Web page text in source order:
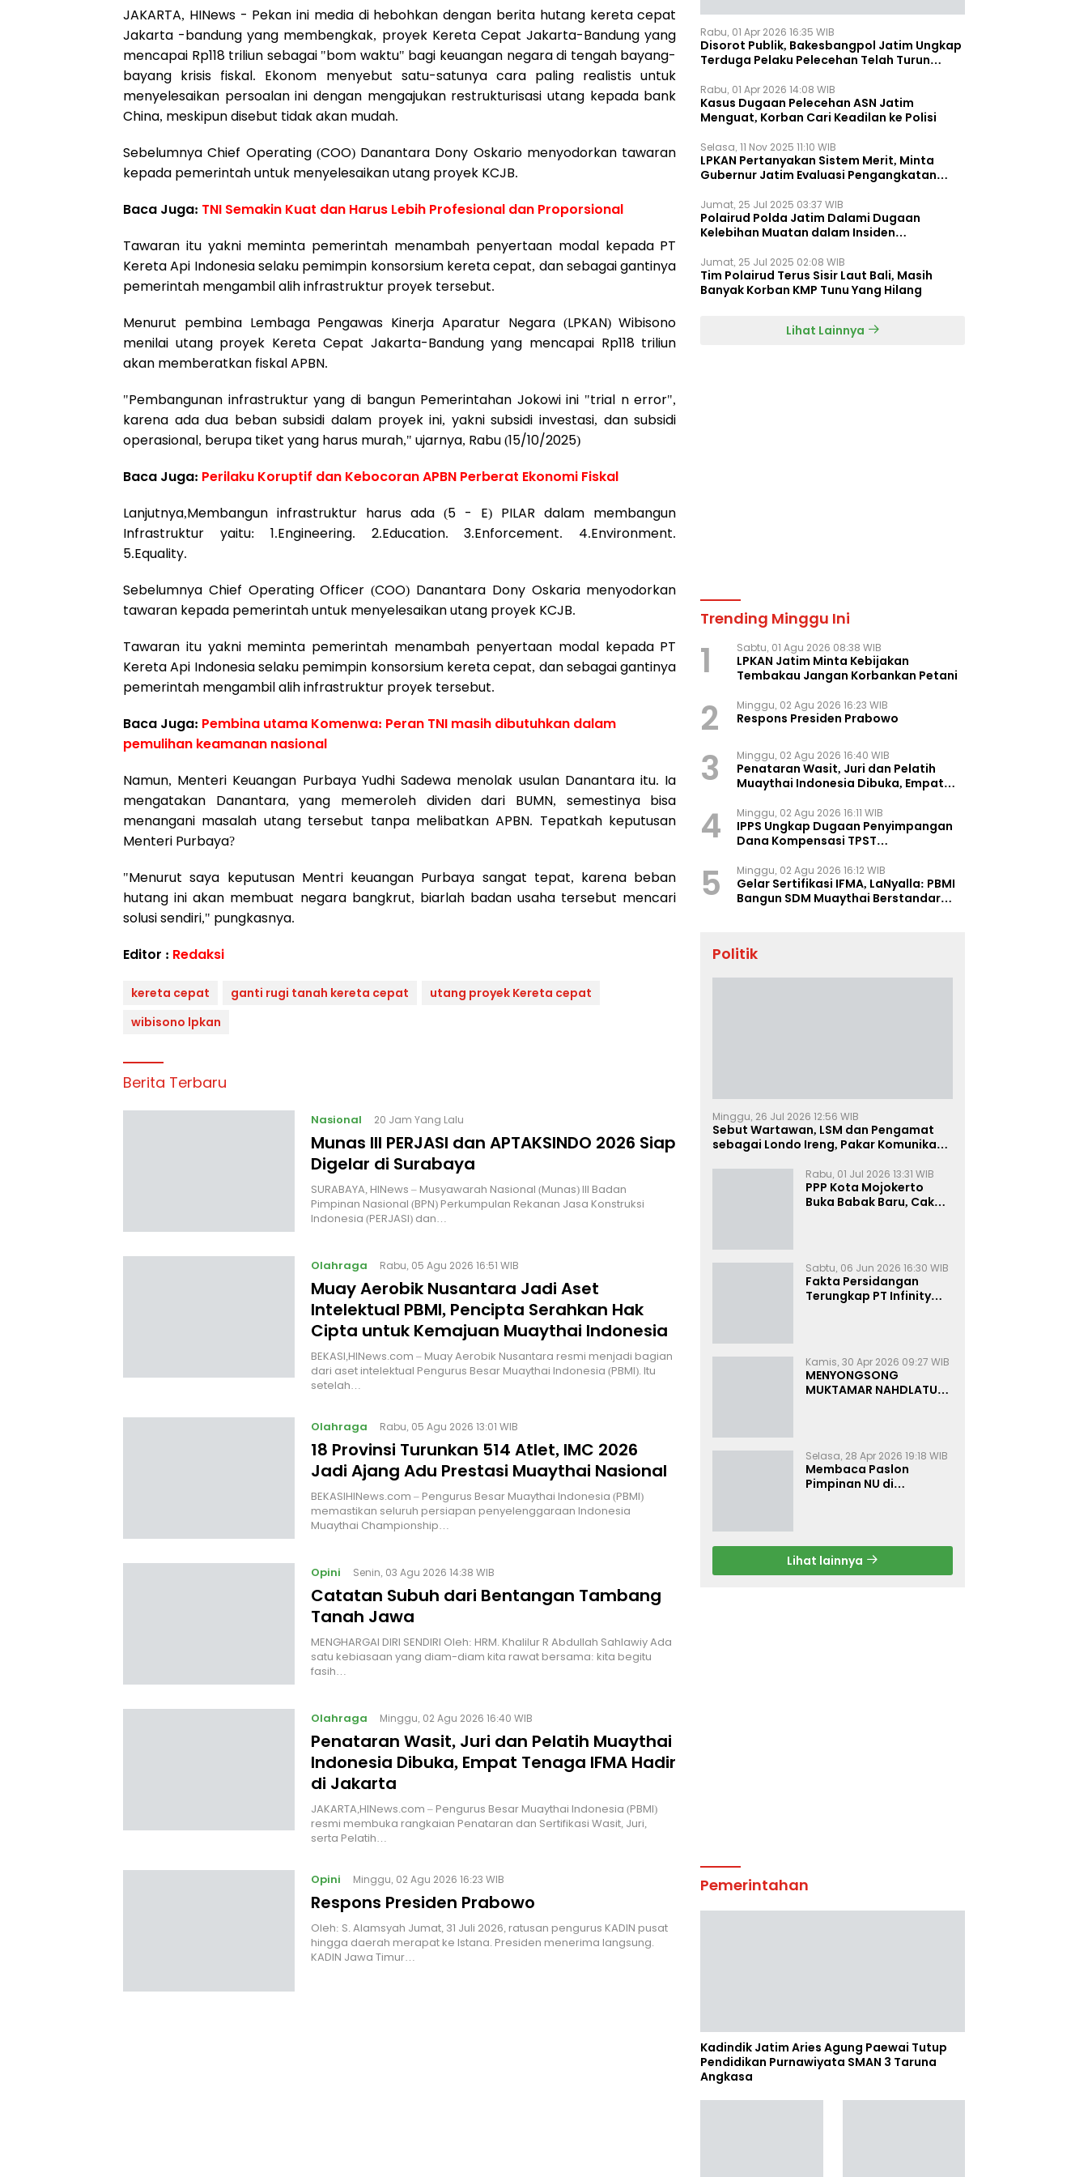
JAKARTA, HINews - Pekan ini media di hebohkan dengan berita hutang kereta cepat
Jakarta -bandung yang membengkak, proyek Kereta Cepat Jakarta-Bandung yang
mencapai Rp118 triliun sebagai "bom waktu" bagi keuangan negara di tengah bayang-
bayang krisis fiskal. Ekonom menyebut satu-satunya cara paling realistis untuk
menyelesaikan persoalan ini dengan mengajukan restrukturisasi utang kepada bank
China, meskipun disebut tidak akan mudah.
Sebelumnya Chief Operating (COO) Danantara Dony Oskario menyodorkan tawaran
kepada pemerintah untuk menyelesaikan utang proyek KCJB.
Baca Juga: TNI Semakin Kuat dan Harus Lebih Profesional dan Proporsional
Tawaran itu yakni meminta pemerintah menambah penyertaan modal kepada PT
Kereta Api Indonesia selaku pemimpin konsorsium kereta cepat, dan sebagai gantinya
pemerintah mengambil alih infrastruktur proyek tersebut.
Menurut pembina Lembaga Pengawas Kinerja Aparatur Negara (LPKAN) Wibisono
menilai utang proyek Kereta Cepat Jakarta-Bandung yang mencapai Rp118 triliun
akan memberatkan fiskal APBN.
"Pembangunan infrastruktur yang di bangun Pemerintahan Jokowi ini "trial n error",
karena ada dua beban subsidi dalam proyek ini, yakni subsidi investasi, dan subsidi
operasional, berupa tiket yang harus murah," ujarnya, Rabu (15/10/2025)
Baca Juga: Perilaku Koruptif dan Kebocoran APBN Perberat Ekonomi Fiskal
Lanjutnya,Membangun infrastruktur harus ada (5 - E) PILAR dalam membangun
Infrastruktur yaitu: 1.Engineering. 2.Education. 3.Enforcement. 4.Environment.
5.Equality.
Sebelumnya Chief Operating Officer (COO) Danantara Dony Oskaria menyodorkan
tawaran kepada pemerintah untuk menyelesaikan utang proyek KCJB.
Tawaran itu yakni meminta pemerintah menambah penyertaan modal kepada PT
Kereta Api Indonesia selaku pemimpin konsorsium kereta cepat, dan sebagai gantinya
pemerintah mengambil alih infrastruktur proyek tersebut.
Baca Juga: Pembina utama Komenwa: Peran TNI masih dibutuhkan dalam
pemulihan keamanan nasional
Namun, Menteri Keuangan Purbaya Yudhi Sadewa menolak usulan Danantara itu. Ia
mengatakan Danantara, yang memeroleh dividen dari BUMN, semestinya bisa
menangani masalah utang tersebut tanpa melibatkan APBN. Tepatkah keputusan
Menteri Purbaya?
"Menurut saya keputusan Mentri keuangan Purbaya sangat tepat, karena beban
hutang ini akan membuat negara bangkrut, biarlah badan usaha tersebut mencari
solusi sendiri," pungkasnya.
Editor : Redaksi
kereta cepat ganti rugi tanah kereta cepat
utang proyek Kereta cepat
wibisono lpkan
Berita Terbaru
Nasional 20 Jam Yang Lalu
Munas III PERJASI dan APTAKSINDO 2026 Siap
Digelar di Surabaya
SURABAYA, HINews – Musyawarah Nasional (Munas) III Badan
Pimpinan Nasional (BPN) Perkumpulan Rekanan Jasa Konstruksi
Indonesia (PERJASI) dan…
Olahraga Rabu, 05 Agu 2026 16:51 WIB
Muay Aerobik Nusantara Jadi Aset
Intelektual PBMI, Pencipta Serahkan Hak
Cipta untuk Kemajuan Muaythai Indonesia
BEKASI,HINews.com – Muay Aerobik Nusantara resmi menjadi bagian
dari aset intelektual Pengurus Besar Muaythai Indonesia (PBMI). Itu
setelah…
Olahraga Rabu, 05 Agu 2026 13:01 WIB
18 Provinsi Turunkan 514 Atlet, IMC 2026
Jadi Ajang Adu Prestasi Muaythai Nasional
‎BEKASIHINews.com – Pengurus Besar Muaythai Indonesia (PBMI)
memastikan seluruh persiapan penyelenggaraan Indonesia
Muaythai Championship…
Opini Senin, 03 Agu 2026 14:38 WIB
Catatan Subuh dari Bentangan Tambang
Tanah Jawa
MENGHARGAI DIRI SENDIRI Oleh: HRM. Khalilur R Abdullah Sahlawiy Ada
satu kebiasaan yang diam-diam kita rawat bersama: kita begitu
fasih…
Olahraga Minggu, 02 Agu 2026 16:40 WIB
Penataran Wasit, Juri dan Pelatih Muaythai
Indonesia Dibuka, Empat Tenaga IFMA Hadir
di Jakarta
JAKARTA,HINews.com – Pengurus Besar Muaythai Indonesia (PBMI)
resmi membuka rangkaian Penataran dan Sertifikasi Wasit, Juri,
serta Pelatih…
Opini Minggu, 02 Agu 2026 16:23 WIB
Respons Presiden Prabowo
Oleh: S. Alamsyah Jumat, 31 Juli 2026, ratusan pengurus KADIN pusat
hingga daerah merapat ke Istana. Presiden menerima langsung.
KADIN Jawa Timur…
Rabu, 01 Apr 2026 16:35 WIB
Disorot Publik, Bakesbangpol Jatim Ungkap
Terduga Pelaku Pelecehan Telah Turun
Rabu, 01 Apr 2026 14:08 WIB
Kasus Dugaan Pelecehan ASN Jatim
Menguat, Korban Cari Keadilan ke Polisi
Selasa, 11 Nov 2025 11:10 WIB
LPKAN Pertanyakan Sistem Merit, Minta
Gubernur Jatim Evaluasi Pengangkatan
Jumat, 25 Jul 2025 03:37 WIB
Polairud Polda Jatim Dalami Dugaan
Kelebihan Muatan dalam Insiden
Jumat, 25 Jul 2025 02:08 WIB
Tim Polairud Terus Sisir Laut Bali, Masih
Banyak Korban KMP Tunu Yang Hilang
Lihat Lainnya
Trending Minggu Ini
1 Sabtu, 01 Agu 2026 08:38 WIB
LPKAN Jatim Minta Kebijakan
Tembakau Jangan Korbankan Petani
2 Minggu, 02 Agu 2026 16:23 WIB
Respons Presiden Prabowo
3 Minggu, 02 Agu 2026 16:40 WIB
Penataran Wasit, Juri dan Pelatih
Muaythai Indonesia Dibuka, Empat
4 Minggu, 02 Agu 2026 16:11 WIB
IPPS Ungkap Dugaan Penyimpangan
Dana Kompensasi TPST
5 Minggu, 02 Agu 2026 16:12 WIB
Gelar Sertifikasi IFMA, LaNyalla: PBMI
Bangun SDM Muaythai Berstandar
Politik
Minggu, 26 Jul 2026 12:56 WIB
Sebut Wartawan, LSM dan Pengamat
sebagai Londo Ireng, Pakar Komunikasi:
Rabu, 01 Jul 2026 13:31 WIB
PPP Kota Mojokerto
Buka Babak Baru, Cak
Sabtu, 06 Jun 2026 16:30 WIB
Fakta Persidangan
Terungkap PT Infinity
Kamis, 30 Apr 2026 09:27 WIB
MENYONGSONG
MUKTAMAR NAHDLATUL
Selasa, 28 Apr 2026 19:18 WIB
Membaca Paslon
Pimpinan NU di
Lihat lainnya
Pemerintahan
Kadindik Jatim Aries Agung Paewai Tutup
Pendidikan Purnawiyata SMAN 3 Taruna
Angkasa